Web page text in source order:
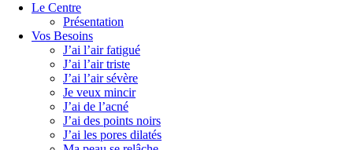
Le Centre
Présentation
Vos Besoins
J’ai l’air fatigué
J’ai l’air triste
J’ai l’air sévère
Je veux mincir
J’ai de l’acné
J’ai des points noirs
J’ai les pores dilatés